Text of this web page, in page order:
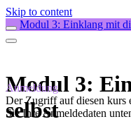
Skip to content
Modul 3: Einklang mit
Modul 3:
selbst
Anmeldung
Der Zugriff auf diesen kurs
Sie Ihre Anmeldedaten